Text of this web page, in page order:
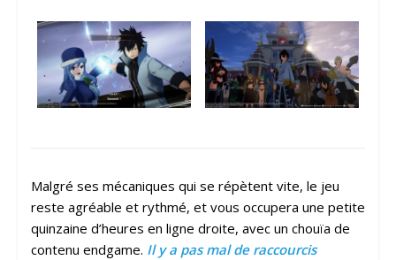
Malgré ses mécaniques qui se répètent vite, le jeu
reste agréable et rythmé, et vous occupera une petite
quinzaine d’heures en ligne droite, avec un chouïa de
contenu endgame. Il y a pas mal de raccourcis